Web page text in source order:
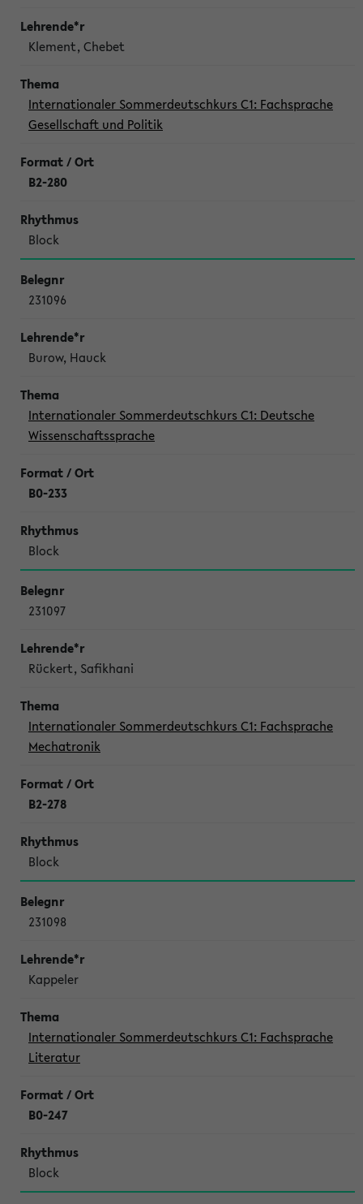
Klement, Chebet
Internationaler Sommerdeutschkurs C1: Fachsprache
Gesellschaft und Politik
B2-280
Block
231096
Burow, Hauck
Internationaler Sommerdeutschkurs C1: Deutsche
Wissenschaftssprache
B0-233
Block
231097
Rückert, Safikhani
Internationaler Sommerdeutschkurs C1: Fachsprache
Mechatronik
B2-278
Block
231098
Kappeler
Internationaler Sommerdeutschkurs C1: Fachsprache
Literatur
B0-247
Block